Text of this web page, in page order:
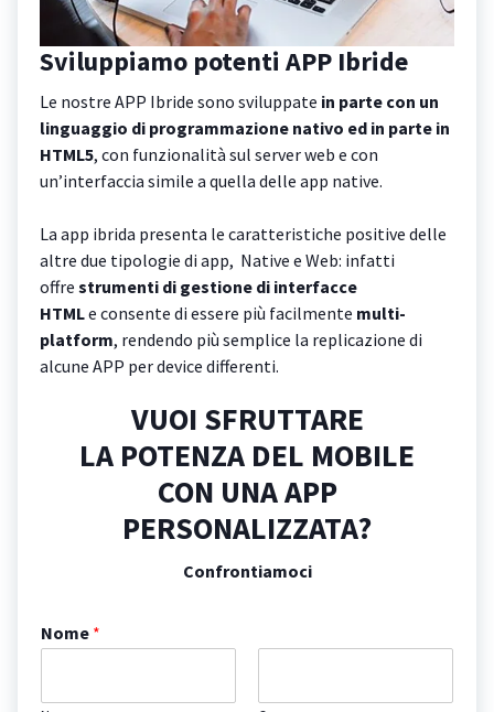
Sviluppiamo potenti APP Ibride
Le nostre APP Ibride sono sviluppate in parte con un
linguaggio di programmazione nativo ed in parte in
HTML5, con funzionalità sul server web e con
un’interfaccia simile a quella delle app native.
La app ibrida presenta le caratteristiche positive delle
altre due tipologie di app, Native e Web: infatti
offre strumenti di gestione di interfacce
HTMLe consente di essere più facilmente multi-
platform, rendendo più semplice la replicazione di
alcune APP per device differenti.
VUOI SFRUTTARE
LA POTENZA DEL MOBILE
CON UNA APP
PERSONALIZZATA?
Confrontiamoci
Nome *